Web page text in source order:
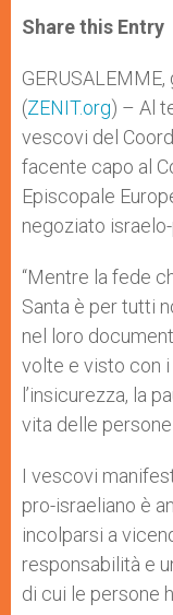
t
s
p
p
s
e
g
e
r
e
b
o
k
Share this Entry
(ZENIT.org) – Al
vescovi del
facente capo al
Episcopale
negoziato
“Mentre la fede
Santa è per tutti
nel loro
volte e visto con
l’insicurezza, la
vita delle persone
I vescovi
pro-israeliano è
incolparsi a
responsabilità e
di cui le persone